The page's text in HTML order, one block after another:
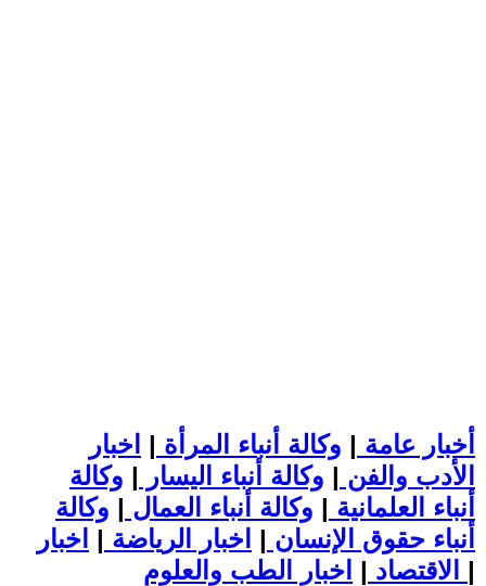
أخبار عامة | وكالة أنباء المرأة | اخبار
الأدب والفن | وكالة أنباء اليسار | وكالة
أنباء العلمانية | وكالة أنباء العمال | وكالة
أنباء حقوق الإنسان | اخبار الرياضة | اخبار
الاقتصاد | |